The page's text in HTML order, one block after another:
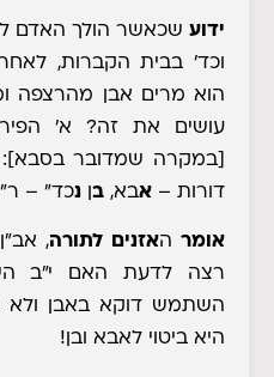
ידוע שכאשר הולך האדם
וכד' בבית הקברות,
הוא מרים אבן מהרצפה
עושים את זה? א'
[במקרה שמדובר בסבא]:
דורות – אבא, ב נכד" –
אומר האזנים לתורה,
רצה לדעת האם י"ב
השתמש דוקא באבן ולא
היא ביטוי לאבא ובן!